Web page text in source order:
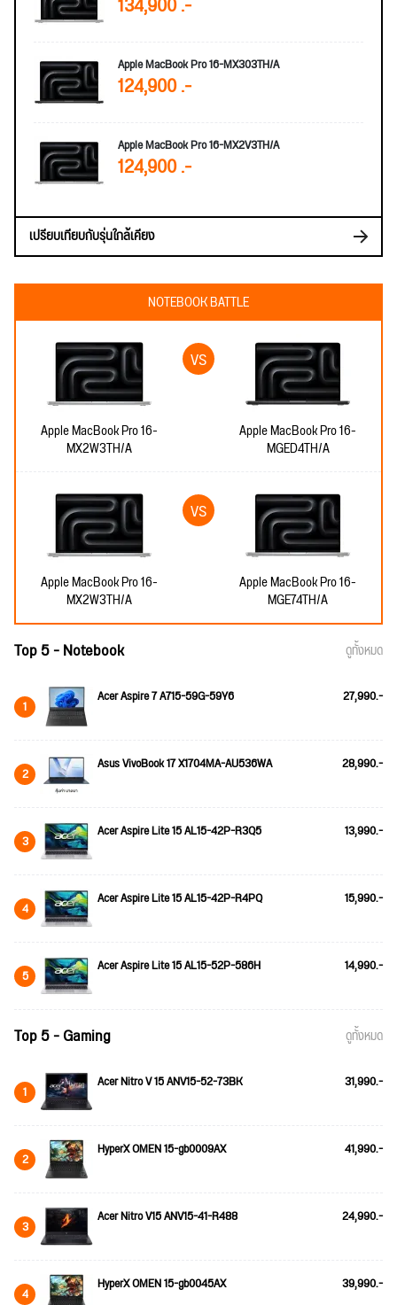
Apple MacBook Pro 16-MX303TH/A
124,900 .-
Apple MacBook Pro 16-MX2V3TH/A
124,900 .-
เปรียบเทียบกับรุ่นใกล้เคียง
NOTEBOOK BATTLE
Apple MacBook Pro 16-
MX2W3TH/A
Apple MacBook Pro 16-
MGED4TH/A
Apple MacBook Pro 16-
MX2W3TH/A
Apple MacBook Pro 16-
MGE74TH/A
Top 5 - Notebook ดูทั้งหมด
1 Acer Aspire 7 A715-59G-59Y6 27,990.-
2 Asus VivoBook 17 X1704MA-AU536WA 28,990.-
3 Acer Aspire Lite 15 AL15-42P-R3Q5 13,990.-
4 Acer Aspire Lite 15 AL15-42P-R4PQ 15,990.-
5 Acer Aspire Lite 15 AL15-52P-586H 14,990.-
Top 5 - Gaming ดูทั้งหมด
1 Acer Nitro V 15 ANV15-52-73BK 31,990.-
2 HyperX OMEN 15-gb0009AX 41,990.-
3 Acer Nitro V15 ANV15-41-R488 24,990.-
4 HyperX OMEN 15-gb0045AX 39,990.-